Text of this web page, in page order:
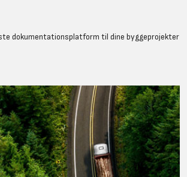
dokumentationsplatform til dine byggeprojekter